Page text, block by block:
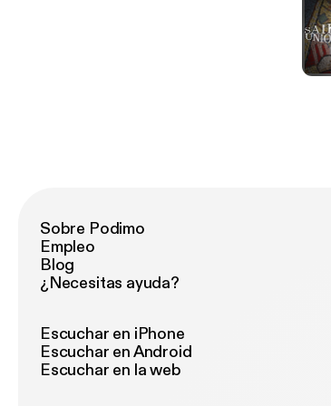
Sobre Podimo
Empleo
Blog
¿Necesitas ayuda?
Escuchar en iPhone
Escuchar en Android
Escuchar en la web